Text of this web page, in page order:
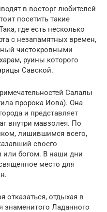
в восторг любителей
посетить такие
где есть несколько
с незапамятных времен,
чистокровными
руины которого
Савской.
Салалы
пророка Иова). Она
и представляет
внутри мавзолея. По
лишившимся всего,
своего
или богом. В наши дни
место для
отказаться, отдыхая в
знаменитого Ладанного